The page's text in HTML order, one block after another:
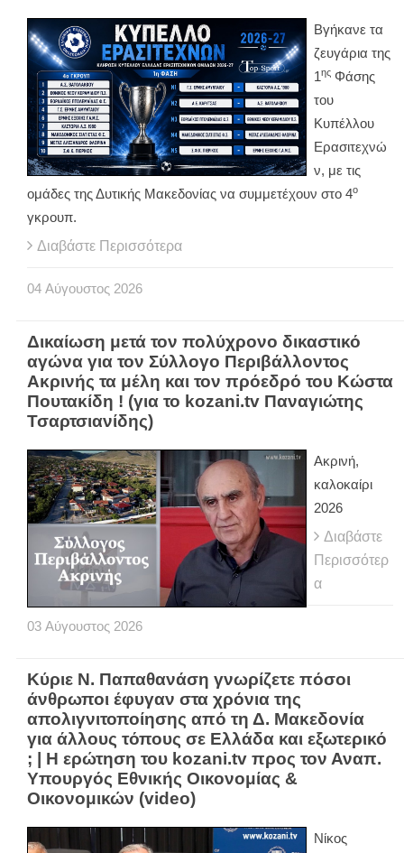
Βγήκανε τα
ζευγάρια της
1ης Φάσης
του
Κυπέλλου
Ερασιτεχνώ
ν, με τις
ομάδες της Δυτικής Μακεδονίας να συμμετέχουν στο 4ο
γκρουπ.
Διαβάστε Περισσότερα
04 Αύγουστος 2026
Δικαίωση μετά τον πολύχρονο δικαστικό
αγώνα για τον Σύλλογο Περιβάλλοντος
Ακρινής τα μέλη και τον πρόεδρό του Κώστα
Πουτακίδη ! (για το kozani.tv Παναγιώτης
Τσαρτσιανίδης)
Ακρινή,
καλοκαίρι
2026
Διαβάστε
Περισσότερ
α
03 Αύγουστος 2026
Κύριε Ν. Παπαθανάση γνωρίζετε πόσοι
άνθρωποι έφυγαν στα χρόνια της
απολιγνιτοποίησης από τη Δ. Μακεδονία
για άλλους τόπους σε Ελλάδα και εξωτερικό
; | Η ερώτηση του kozani.tv προς τον Αναπ.
Υπουργός Εθνικής Οικονομίας &
Οικονομικών (video)
Νίκος